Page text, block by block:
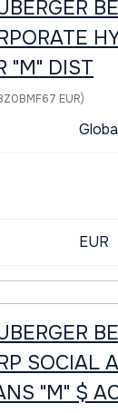
"M" DIST
EUR)
EUR
SOCIAL
"M" $